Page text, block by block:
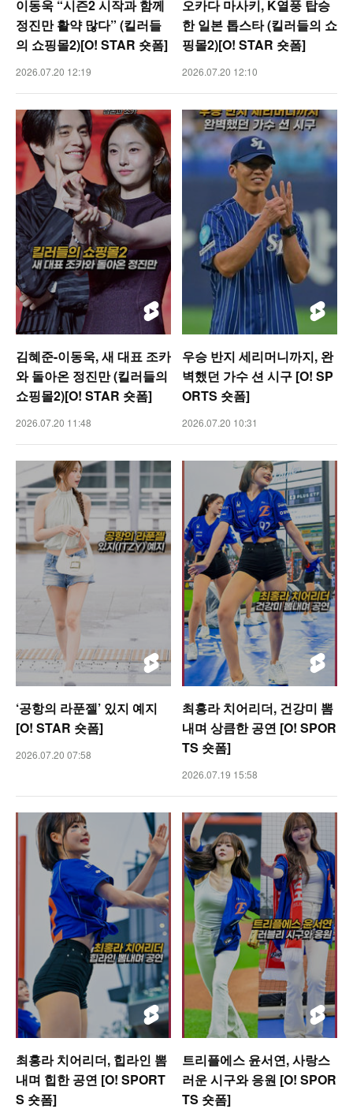
이동욱 “시즌2 시작과 함께
정진만 활약 많다” (킬러들
의 쇼핑몰2)[O! STAR 숏폼]
2026.07.20 12:19
오카다 마사키, K열풍 탑승
한 일본 톱스타 (킬러들의 쇼
핑몰2)[O! STAR 숏폼]
2026.07.20 12:10
김혜준-이동욱, 새 대표 조카
와 돌아온 정진만 (킬러들의
쇼핑몰2)[O! STAR 숏폼]
2026.07.20 11:48
우승 반지 세리머니까지, 완
벽했던 가수 션 시구 [O! SP
ORTS 숏폼]
2026.07.20 10:31
‘공항의 라푼젤’ 있지 예지
[O! STAR 숏폼]
2026.07.20 07:58
최홍라 치어리더, 건강미 뽐
내며 상큼한 공연 [O! SPOR
TS 숏폼]
2026.07.19 15:58
최홍라 치어리더, 힙라인 뽐
내며 힙한 공연 [O! SPORT
S 숏폼]
트리플에스 윤서연, 사랑스
러운 시구와 응원 [O! SPOR
TS 숏폼]